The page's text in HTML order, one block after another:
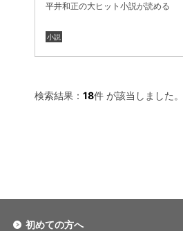
平井和正の大ヒット小説が読める
小説
検索結果： 18件 が該当しました。
初めての方へ